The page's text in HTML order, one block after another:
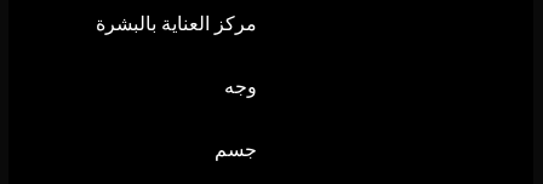
مركز العناية بالبشرة
وجه
جسم